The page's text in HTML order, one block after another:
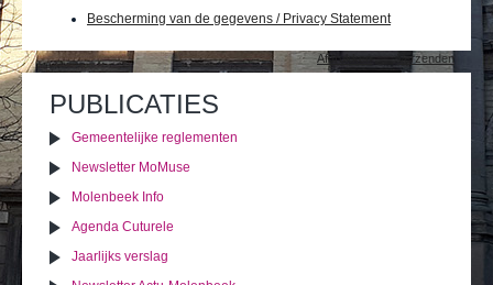
ActuBescherming van de gegevens / Privacy Statement
acties
Afdrukken Verzenden
PUBLICATIES
Gemeentelijke reglementen
Newsletter MoMuse
Molenbeek Info
Agenda Cuturele
Jaarlijks verslag